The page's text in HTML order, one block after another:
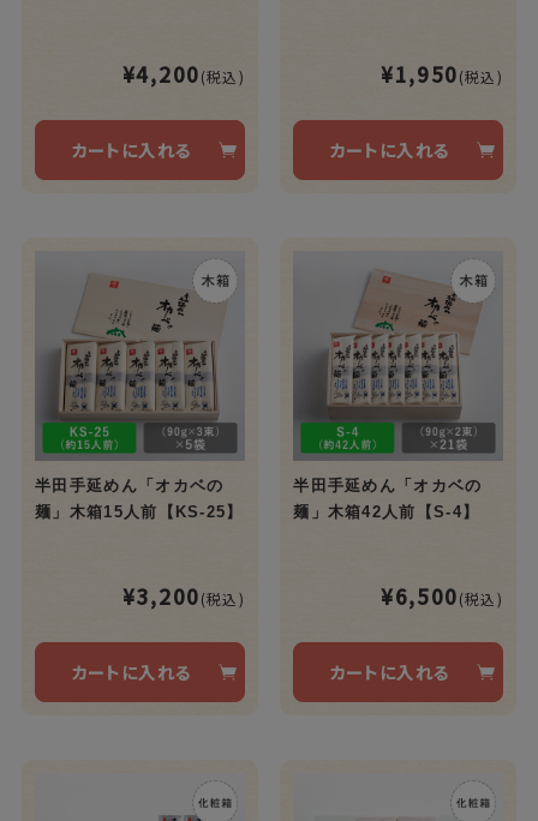
¥4,200(税込)
カートに入れる
¥1,950(税込)
カートに入れる
半田手延めん「オカベの
麺」木箱15人前【KS-25】
¥3,200(税込)
カートに入れる
半田手延めん「オカベの
麺」木箱42人前【S-4】
¥6,500(税込)
カートに入れる